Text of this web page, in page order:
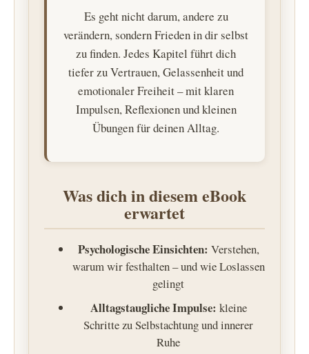
Es geht nicht darum, andere zu
verändern, sondern Frieden in dir selbst
zu finden. Jedes Kapitel führt dich
tiefer zu Vertrauen, Gelassenheit und
emotionaler Freiheit – mit klaren
Impulsen, Reflexionen und kleinen
Übungen für deinen Alltag.
Was dich in diesem eBook
erwartet
Psychologische Einsichten: Verstehen,
warum wir festhalten – und wie Loslassen
gelingt
Alltagstaugliche Impulse: kleine
Schritte zu Selbstachtung und innerer
Ruhe